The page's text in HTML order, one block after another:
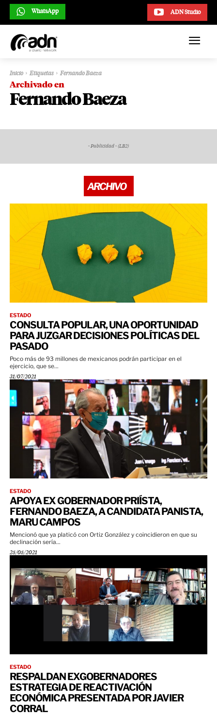
ADN Studio
WhatsApp
Inicio Etiquetas Fernando Baeza
Archivado en
Fernando Baeza
- Publicidad - (LB2)
ARCHIVO
ESTADO
CONSULTA POPULAR, UNA OPORTUNIDAD
PARA JUZGAR DECISIONES POLÍTICAS DEL
PASADO
Poco más de 93 millones de mexicanos podrán participar en el
ejercicio, que se...
31/07/2021
ESTADO
APOYA EX GOBERNADOR PRIÍSTA,
FERNANDO BAEZA, A CANDIDATA PANISTA,
MARU CAMPOS
Mencionó que ya platicó con Ortiz González y coincidieron en que su
declinación sería...
25/05/2021
ESTADO
RESPALDAN EXGOBERNADORES
ESTRATEGIA DE REACTIVACIÓN
ECONÓMICA PRESENTADA POR JAVIER
CORRAL